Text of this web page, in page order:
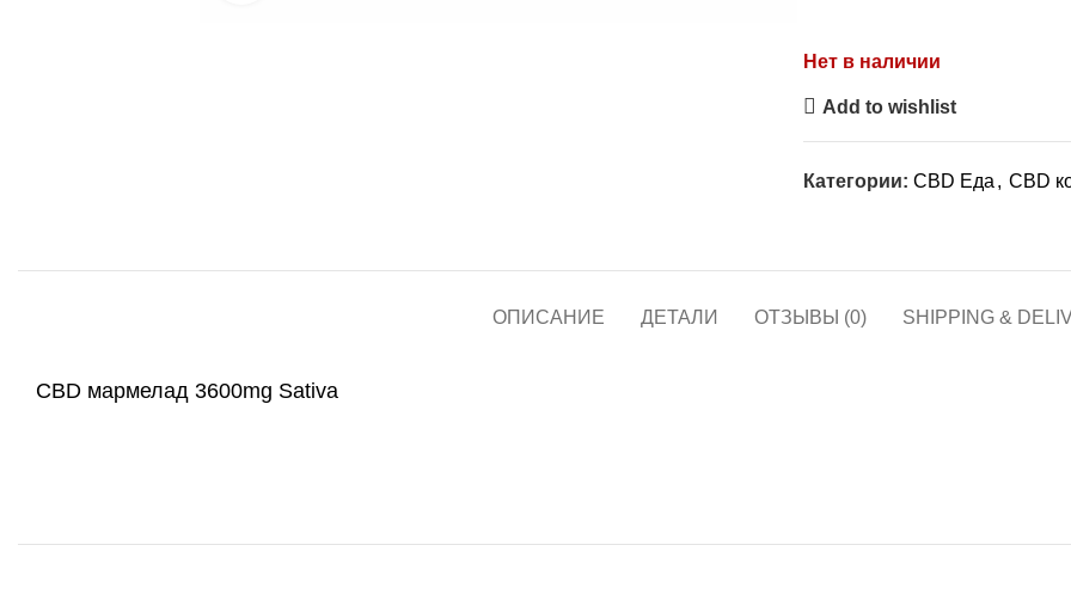
Нет в наличии
Add to wishlist
Категории: CBD Еда , CBD
ОПИСАНИЕ ДЕТАЛИ ОТЗЫВЫ (0) SHIPPING &
CBD мармелад 3600mg Sativa